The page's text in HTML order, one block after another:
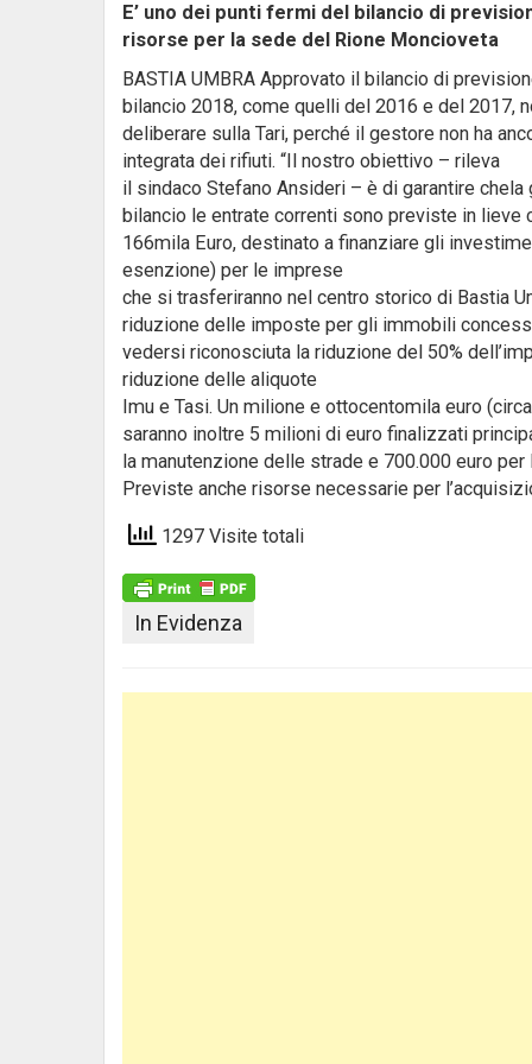
E’ uno dei punti fermi del bilancio di
risorse per la sede del Rione Moncioveta
BASTIA UMBRA Approvato il bilancio di
bilancio 2018, come quelli del 2016 e del 2017,
deliberare sulla Tari, perché il gestore non ha
integrata dei rifiuti. “Il nostro obiettivo – rileva
il sindaco Stefano Ansideri – è di garantire
bilancio le entrate correnti sono previste in lieve
166mila Euro, destinato a finanziare gli
esenzione) per le imprese
che si trasferiranno nel centro storico di Bastia
riduzione delle imposte per gli immobili
vedersi riconosciuta la riduzione del 50%
riduzione delle aliquote
Imu e Tasi. Un milione e ottocentomila euro
saranno inoltre 5 milioni di euro finalizzati
la manutenzione delle strade e 700.000 euro
Previste anche risorse necessarie per
1297 Visite totali
In Evidenza